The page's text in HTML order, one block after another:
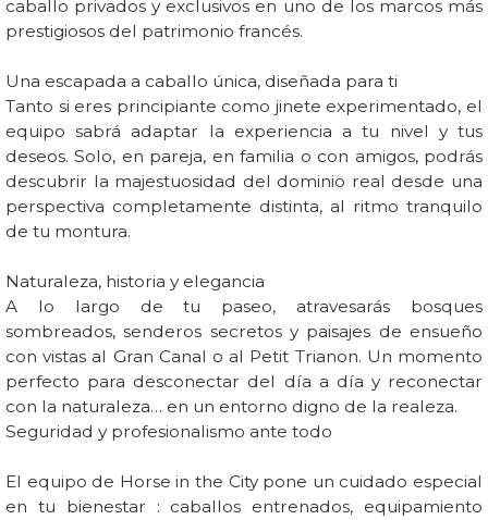
caballo privados y exclusivos en uno de los marcos más
prestigiosos del patrimonio francés.
Una escapada a caballo única, diseñada para ti
Tanto si eres principiante como jinete experimentado, el
equipo sabrá adaptar la experiencia a tu nivel y tus
deseos. Solo, en pareja, en familia o con amigos, podrás
descubrir la majestuosidad del dominio real desde una
perspectiva completamente distinta, al ritmo tranquilo
de tu montura.
Naturaleza, historia y elegancia
A lo largo de tu paseo, atravesarás bosques
sombreados, senderos secretos y paisajes de ensueño
con vistas al Gran Canal o al Petit Trianon. Un momento
perfecto para desconectar del día a día y reconectar
con la naturaleza… en un entorno digno de la realeza.
Seguridad y profesionalismo ante todo
El equipo de Horse in the City pone un cuidado especial
en tu bienestar : caballos entrenados, equipamiento